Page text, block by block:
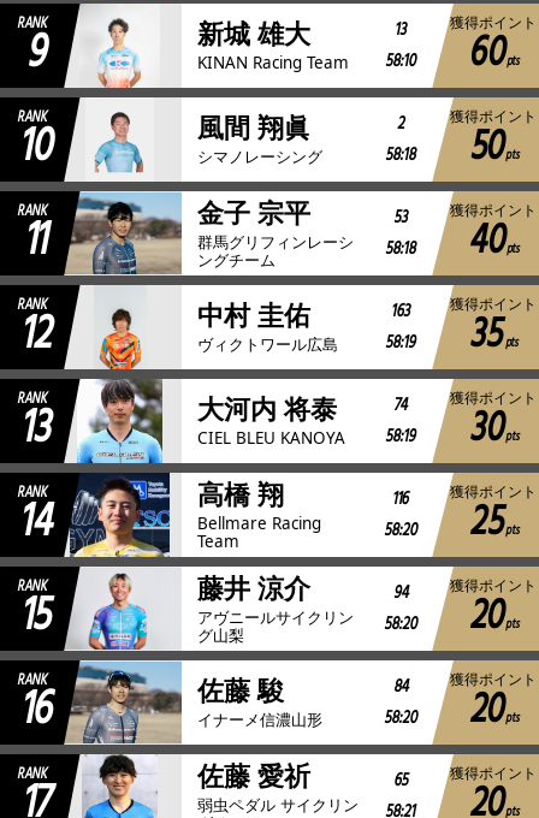
RANK
9 新城 雄大
KINAN Racing Team
13
58:10
獲得ポイント
60pts
RANK
10 風間 翔眞
シマノレーシング
2
58:18
獲得ポイント
50pts
RANK
11 金子 宗平
群馬グリフィンレーシ
ングチーム
53
58:18
獲得ポイント
40pts
RANK
12 中村 圭佑
ヴィクトワール広島
163
58:19
獲得ポイント
35 pts
RANK
13 大河内 将泰
CIEL BLEU KANOYA
74
58:19
獲得ポイント
30pts
RANK
14 高橋 翔
Bellmare Racing
Team
116
58:20
獲得ポイント
25pts
RANK
15 藤井 涼介
アヴニールサイクリン
グ山梨
94
58:20
獲得ポイント
20pts
RANK
16 佐藤 駿
イナーメ信濃山形
84
58:20
獲得ポイント
20pts
RANK 佐藤 愛祈
弱虫ペダル サイクリン
65
獲得ポイント
pts